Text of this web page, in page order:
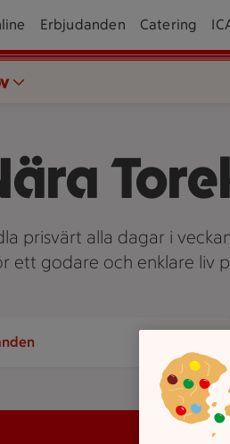
Erbjudanden Catering
prisvärt alla dagar i
ett godare och enklare liv
sås med texten "2 för 35:-" som